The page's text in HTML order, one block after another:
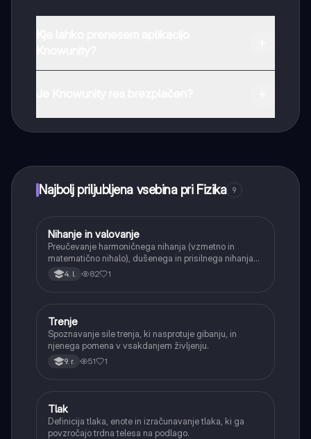
Najbolj priljubljena vsebina pri Fizika 9
Fizika
Nihanje in valovanje
Preučevanje harmoničnega nihanja (vzmetno in
matematično nihalo), dušenega in prisilnega nihanja
ter osnovnih lastnosti valovanja.
4. l. 82 1
Fizika
Trenje
Spoznavanje sile trenja, ki nasprotuje gibanju, in
njenega pomena v vsakdanjem življenju.
9. r. 51 1
Fizika
Tlak
Definicija tlaka, enote in izračunavanje tlaka, ki ga
povzročajo trdna telesa na podlago.